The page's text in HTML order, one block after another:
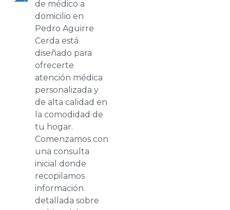
de médico a
domicilio en
Pedro Aguirre
Cerda está
diseñado para
ofrecerte
atención médica
personalizada y
de alta calidad en
la comodidad de
tu hogar.
Comenzamos con
una consulta
inicial donde
recopilamos
información
detallada sobre